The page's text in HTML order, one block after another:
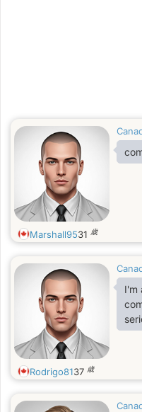
Marshall9531 歳
I'm
Rodrigo8137 歳